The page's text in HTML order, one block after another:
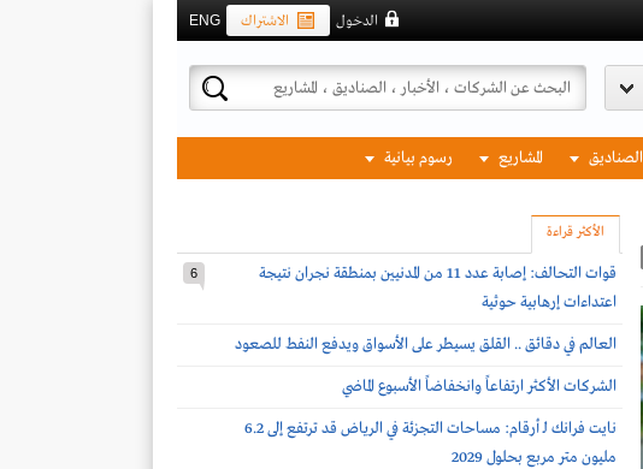
ENG الاشتراك الدخول
الصناديق المشاريع رسوم بيانية
الأكثر قراءة
قوات التحالف: إصابة عدد 11 من المدنيين بمنطقة نجران نتيجة
اعتداءات إرهابية حوثية
6
العالم في دقائق .. القلق يسيطر على الأسواق ويدفع النفط للصعود
الشركات الأكثر ارتفاعاً وانخفاضاً الأسبوع الماضي
نايت فرانك لـ أرقام: مساحات التجزئة في الرياض قد ترتفع إلى 6.2
مليون متر مربع بحلول 2029